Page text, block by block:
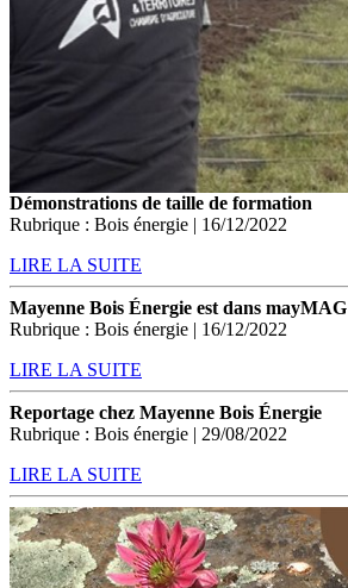
Démonstrations de taille de formation
Rubrique : Bois énergie | 16/12/2022
LIRE LA SUITE
Mayenne Bois Énergie est dans mayMAG
Rubrique : Bois énergie | 16/12/2022
LIRE LA SUITE
Reportage chez Mayenne Bois Énergie
Rubrique : Bois énergie | 29/08/2022
LIRE LA SUITE